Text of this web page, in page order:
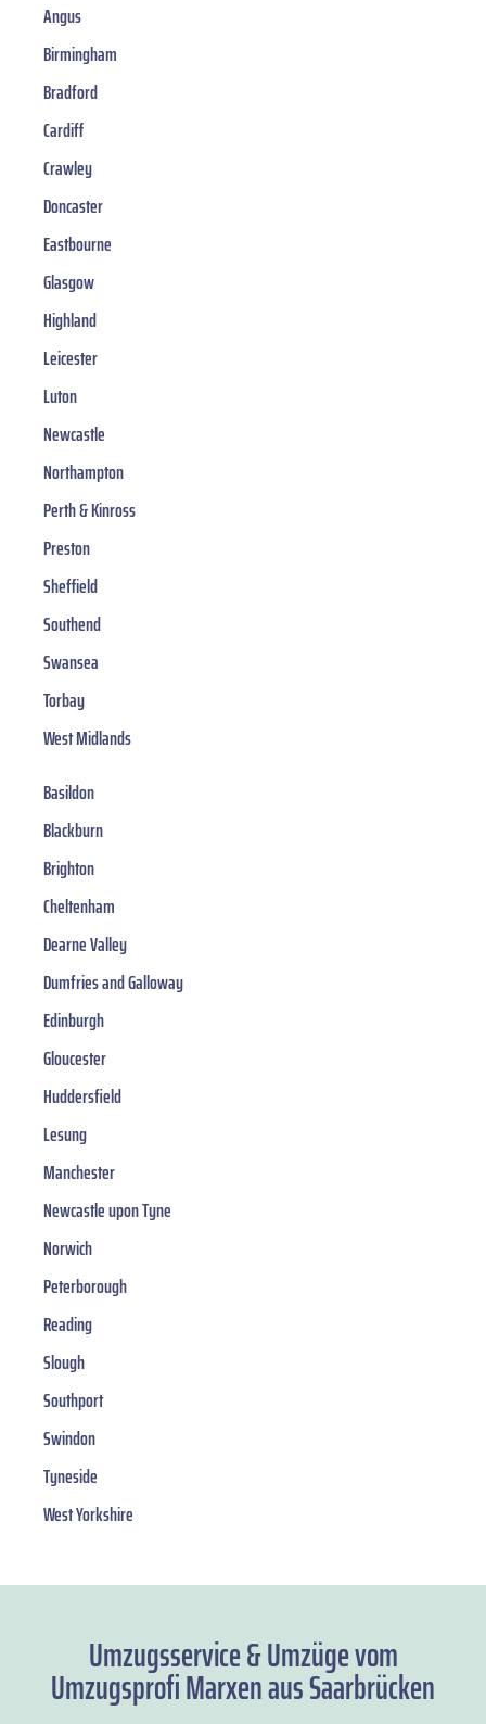
Angus
Birmingham
Bradford
Cardiff
Crawley
Doncaster
Eastbourne
Glasgow
Highland
Leicester
Luton
Newcastle
Northampton
Perth & Kinross
Preston
Sheffield
Southend
Swansea
Torbay
West Midlands
Basildon
Blackburn
Brighton
Cheltenham
Dearne Valley
Dumfries and Galloway
Edinburgh
Gloucester
Huddersfield
Lesung
Manchester
Newcastle upon Tyne
Norwich
Peterborough
Reading
Slough
Southport
Swindon
Tyneside
West Yorkshire
Umzugsservice & Umzüge vom
Umzugsprofi Marxen aus Saarbrücken